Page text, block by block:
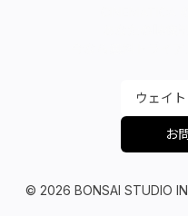
ウェイ
お
© 2026 BONSAI STUDIO